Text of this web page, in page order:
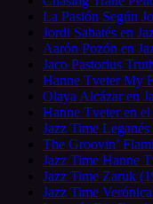
La Pasión Según
Jordi Sabatés en
Aarón Pozón en
Jaco Pastorius
Hanne Tveter My
Olaya Alcázar en
Hanne Tveter en
Jazz Time
The Groovin’
Jazz Time Hanne
Jazz Time Zaruk
Jazz Time